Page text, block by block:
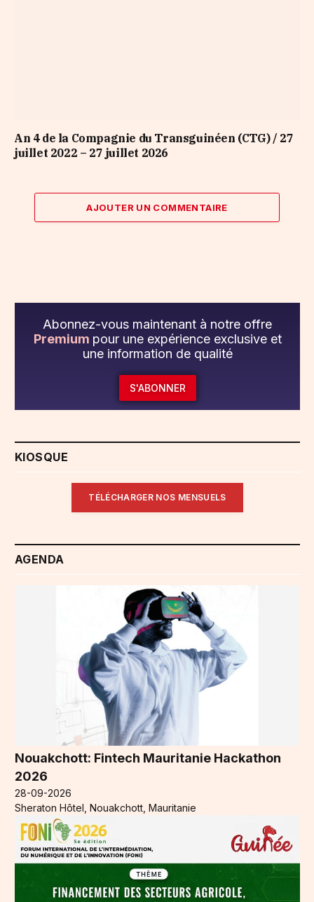
An 4 de la Compagnie du Transguinéen (CTG) / 27
juillet 2022 – 27 juillet 2026
AJOUTER UN COMMENTAIRE
Abonnez-vous maintenant à notre offre
Premium pour une expérience exclusive et
une information de qualité
S'ABONNER
KIOSQUE
TÉLÉCHARGER NOS MENSUELS
AGENDA
Nouakchott: Fintech Mauritanie Hackathon
2026
28-09-2026
Sheraton Hôtel, Nouakchott, Mauritanie